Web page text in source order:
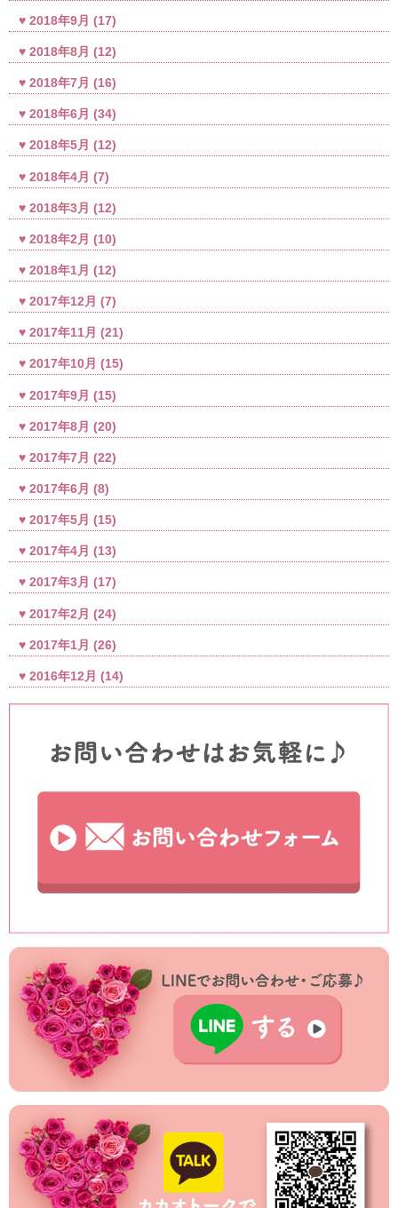
2018年9月 (17)
2018年8月 (12)
2018年7月 (16)
2018年6月 (34)
2018年5月 (12)
2018年4月 (7)
2018年3月 (12)
2018年2月 (10)
2018年1月 (12)
2017年12月 (7)
2017年11月 (21)
2017年10月 (15)
2017年9月 (15)
2017年8月 (20)
2017年7月 (22)
2017年6月 (8)
2017年5月 (15)
2017年4月 (13)
2017年3月 (17)
2017年2月 (24)
2017年1月 (26)
2016年12月 (14)